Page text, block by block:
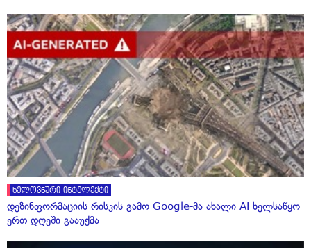
ხელოვნური ინტელექტი
დეზინფორმაციის რისკის გამო Google-მა ახალი AI ხელსაწყო
ერთ დღეში გააუქმა